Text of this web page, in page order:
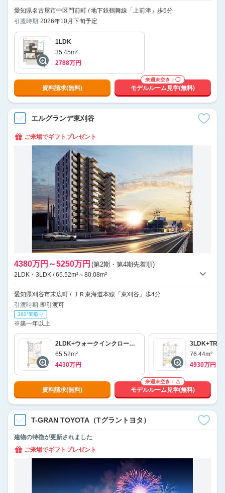
愛知県名古屋市中区門前町 / 地下鉄鶴舞線「上前津」歩5分
引渡時期 2026年10月下旬予定
1LDK
35.45m²
2788万円
資料請求(無料)
来週末空き：◯
モデルルーム見学(無料)
エルグランデ東刈谷
ご来場でギフトプレゼント
4380万円～5250万円 (第2期・第4期先着順)
2LDK・3LDK / 65.52m²～80.08m²
愛知県刈谷市末広町 / ＪＲ東海道本線「東刈谷」歩4分
引渡時期 即引渡可
360°間取り
※築一年以上
2LDK+ウォークインクローゼット
65.52m²
4430万円
3LDK+TR
76.44m²
4930万円
資料請求(無料)
来週末空き：△
モデルルーム見学(無料)
T-GRAN TOYOTA（Tグラントヨタ）
建物の特徴が更新されました
ご来場でギフトプレゼント